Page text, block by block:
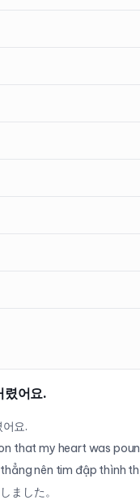
렸어요.
요.
that my heart was
nên tim đập thình
ました。